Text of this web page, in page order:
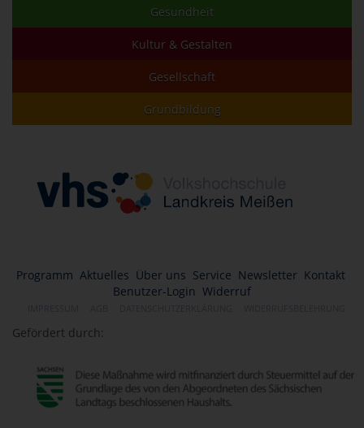
Gesundheit
Kultur & Gestalten
Gesellschaft
Grundbildung
Programm Aktuelles Über uns Service Newsletter Kontakt
Benutzer-Login Widerruf
Gefördert durch: